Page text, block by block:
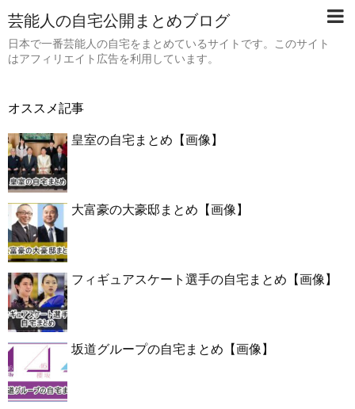
芸能人の自宅公開まとめブログ
日本で一番芸能人の自宅をまとめているサイトです。このサイト
はアフィリエイト広告を利用しています。
オススメ記事
皇室の自宅まとめ【画像】
大富豪の大豪邸まとめ【画像】
フィギュアスケート選手の自宅まとめ【画像】
坂道グループの自宅まとめ【画像】